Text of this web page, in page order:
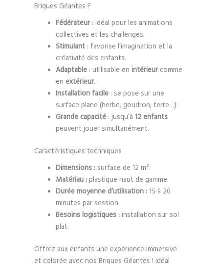
Briques Géantes ?
Fédérateur: idéal pour les animations
collectives et les challenges.
Stimulant: favorise l’imagination et la
créativité des enfants.
Adaptable: utilisable en intérieurcomme
en extérieur.
Installation facile: se pose sur une
surface plane (herbe, goudron, terre…).
Grande capacité: jusqu’à 12 enfants
peuvent jouer simultanément.
Caractéristiques techniques
Dimensions :surface de 12 m².
Matériau :plastique haut de gamme.
Durée moyenne d’utilisation :15 à 20
minutes par session.
Besoins logistiques :installation sur sol
plat.
Offrez aux enfants une expérience immersive
et colorée avec nos Briques Géantes ! Idéal